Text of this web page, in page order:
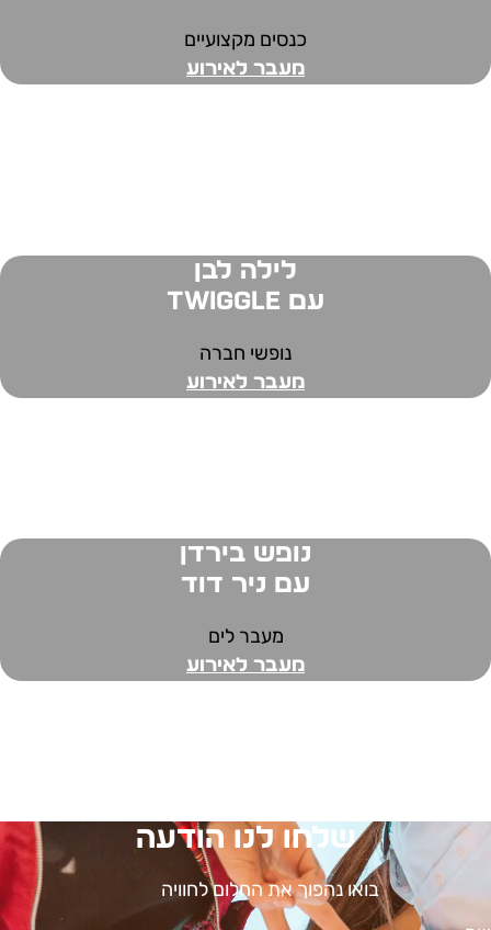
כנסים מקצועיים
מעבר לאירוע
לילה לבן
עם twiggle
נופשי חברה
מעבר לאירוע
נופש בירדן
עם ניר דוד
מעבר לים
מעבר לאירוע
שלחו לנו הודעה
בואו נהפוך את החלום לחוויה